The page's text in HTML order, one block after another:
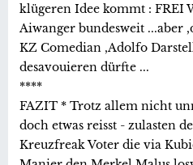
klügeren Idee kommt : FREI
Aiwanger bundesweit ...aber
KZ Comedian ,Adolfo
desavouieren dürfte ...
****
FAZIT * Trotz allem nicht
doch etwas reisst - zulasten
Kreuzfreak Voter die via